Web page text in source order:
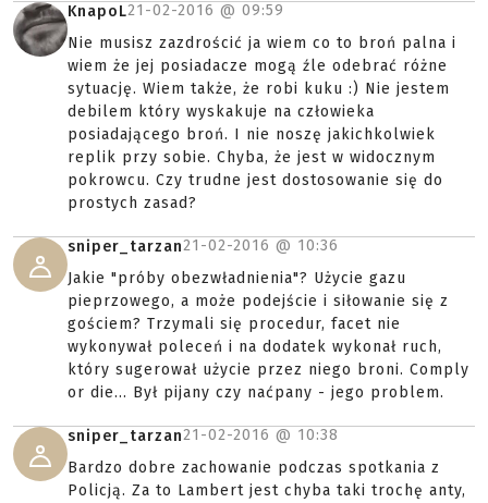
KnapoL21-02-2016 @ 09:59
Nie musisz zazdrościć ja wiem co to broń palna i
wiem że jej posiadacze mogą źle odebrać różne
sytuację. Wiem także, że robi kuku :) Nie jestem
debilem który wyskakuje na człowieka
posiadającego broń. I nie noszę jakichkolwiek
replik przy sobie. Chyba, że jest w widocznym
pokrowcu. Czy trudne jest dostosowanie się do
prostych zasad?
sniper_tarzan21-02-2016 @ 10:36
Jakie "próby obezwładnienia"? Użycie gazu
pieprzowego, a może podejście i siłowanie się z
gościem? Trzymali się procedur, facet nie
wykonywał poleceń i na dodatek wykonał ruch,
który sugerował użycie przez niego broni. Comply
or die... Był pijany czy naćpany - jego problem.
sniper_tarzan21-02-2016 @ 10:38
Bardzo dobre zachowanie podczas spotkania z
Policją. Za to Lambert jest chyba taki trochę anty,